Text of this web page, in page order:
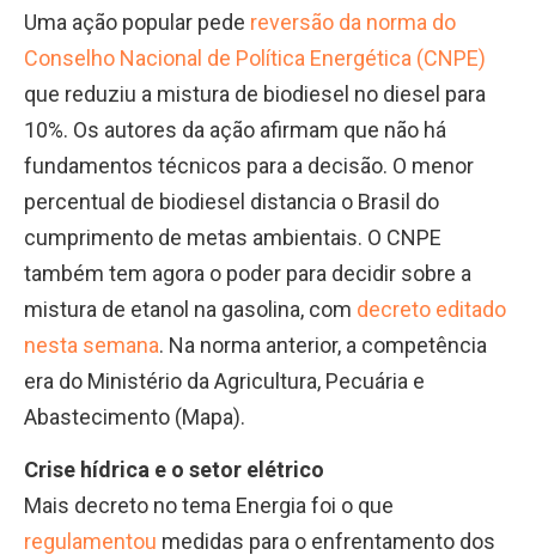
Uma ação popular pede reversão da norma do
Conselho Nacional de Política Energética (CNPE)
que reduziu a mistura de biodiesel no diesel para
10%. Os autores da ação afirmam que não há
fundamentos técnicos para a decisão. O menor
percentual de biodiesel distancia o Brasil do
cumprimento de metas ambientais. O CNPE
também tem agora o poder para decidir sobre a
mistura de etanol na gasolina, com decreto editado
nesta semana. Na norma anterior, a competência
era do Ministério da Agricultura, Pecuária e
Abastecimento (Mapa).
Crise hídrica e o setor elétrico
Mais decreto no tema Energia foi o que
regulamentou medidas para o enfrentamento dos